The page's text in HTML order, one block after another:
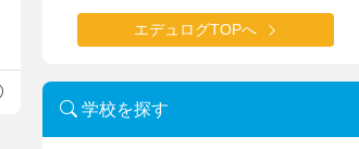
エデュログTOPへ
学校を探す